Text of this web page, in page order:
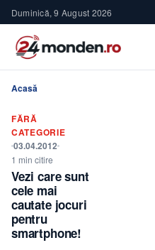
Duminică, 9 August 2026
Acasă
FĂRĂ
CATEGORIE
03.04.2012
1 min citire
Vezi care sunt
cele mai
cautate jocuri
pentru
smartphone!